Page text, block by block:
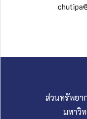
ส่วนทรัพยา
มหาวิ